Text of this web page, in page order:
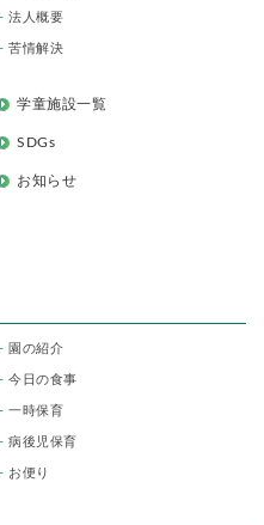
法人概要
苦情解決
学童施設一覧
SDGs
お知らせ
園の紹介
今日の食事
一時保育
病後児保育
お便り